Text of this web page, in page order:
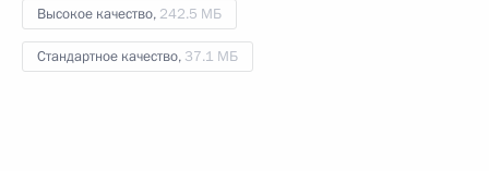
Высокое качество, 242.5 МБ
Стандартное качество, 37.1 МБ